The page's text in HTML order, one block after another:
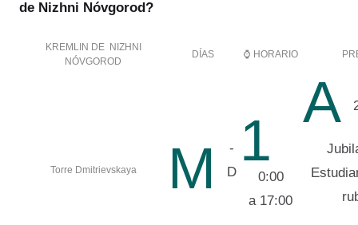
de Nizhni Nóvgorod?
KREMLIN DE NIZHNI
NÓVGOROD
DÍAS ⌚ HORARIO
Torre Dmitrievskaya M
-
D 1
0:00
a 17:00
A